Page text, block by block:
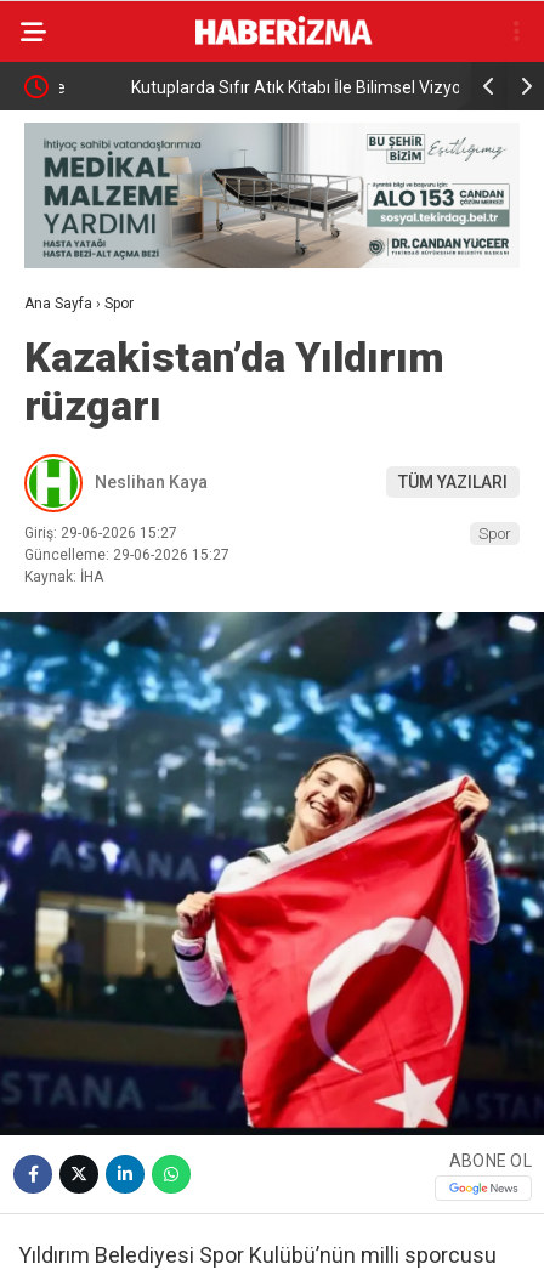
Kutuplarda Sıfır Atık Kitabı İle Bilimsel Vizyon
Tanıtıldı
KKTC
egemen
Ana Sayfa › Spor
Kazakistan’da Yıldırım
rüzgarı
Neslihan Kaya TÜM YAZILARI
Giriş: 29-06-2026 15:27
Güncelleme: 29-06-2026 15:27
Kaynak: İHA
Spor
ABONE OL
Yıldırım Belediyesi Spor Kulübü’nün milli sporcusu